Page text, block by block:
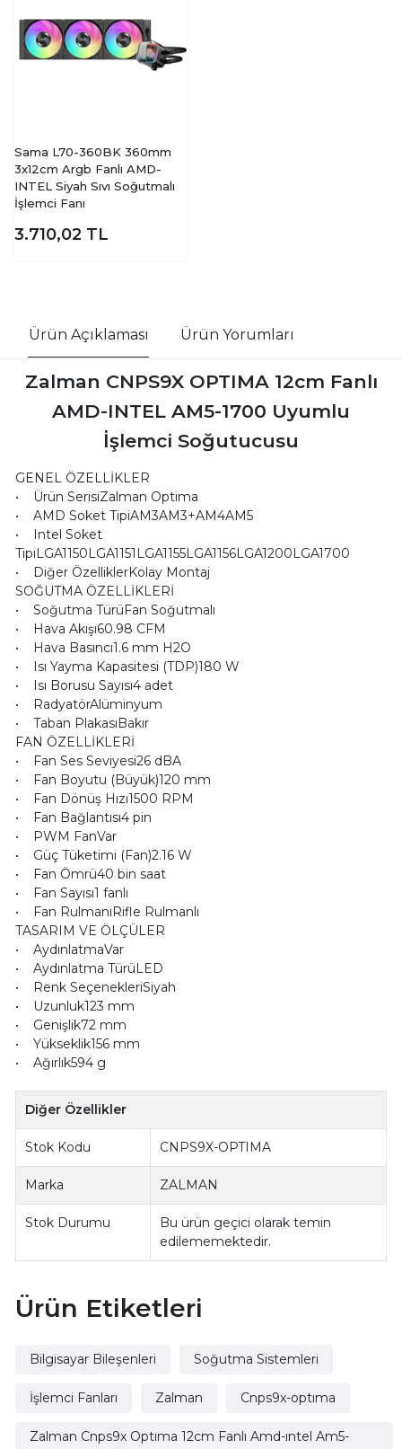
Sama L70-360BK 360mm
3x12cm Argb Fanlı AMD-
INTEL Siyah Sıvı Soğutmalı
İşlemci Fanı
3.710,02 TL
Ürün Açıklaması Ürün Yorumları
Zalman CNPS9X OPTIMA 12cm Fanlı
AMD-INTEL AM5-1700 Uyumlu
İşlemci Soğutucusu
GENEL ÖZELLİKLER
• Ürün SerisiZalman Optima
• AMD Soket TipiAM3AM3+AM4AM5
• Intel Soket
TipiLGA1150LGA1151LGA1155LGA1156LGA1200LGA1700
• Diğer ÖzelliklerKolay Montaj
SOĞUTMA ÖZELLİKLERİ
• Soğutma TürüFan Soğutmalı
• Hava Akışı60.98 CFM
• Hava Basıncı1.6 mm H2O
• Isı Yayma Kapasitesi (TDP)180 W
• Isı Borusu Sayısı4 adet
• RadyatörAlüminyum
• Taban PlakasıBakır
FAN ÖZELLİKLERİ
• Fan Ses Seviyesi26 dBA
• Fan Boyutu (Büyük)120 mm
• Fan Dönüş Hızı1500 RPM
• Fan Bağlantısı4 pin
• PWM FanVar
• Güç Tüketimi (Fan)2.16 W
• Fan Ömrü40 bin saat
• Fan Sayısı1 fanlı
• Fan RulmanıRifle Rulmanlı
TASARIM VE ÖLÇÜLER
• AydınlatmaVar
• Aydınlatma TürüLED
• Renk SeçenekleriSiyah
• Uzunluk123 mm
• Genişlik72 mm
• Yükseklik156 mm
• Ağırlık594 g
Diğer Özellikler
Stok Kodu CNPS9X-OPTIMA
Marka ZALMAN
Stok Durumu
Bu ürün geçici olarak temin
edilememektedir.
Ürün Etiketleri
Bilgisayar Bileşenleri Soğutma Sistemleri
İşlemci Fanları Zalman Cnps9x-optıma
Zalman Cnps9x Optıma 12cm Fanlı Amd-ıntel Am5-